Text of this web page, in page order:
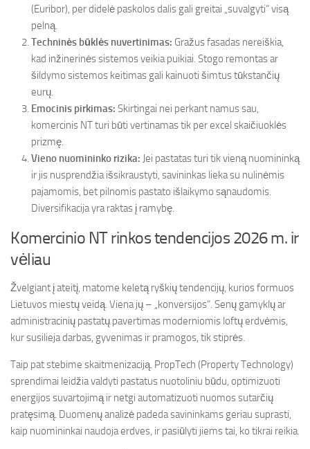
(Euribor), per didelė paskolos dalis gali greitai „suvalgyti“ visą
pelną.
Techninės būklės nuvertinimas: Gražus fasadas nereiškia,
kad inžinerinės sistemos veikia puikiai. Stogo remontas ar
šildymo sistemos keitimas gali kainuoti šimtus tūkstančių
eurų.
Emocinis pirkimas: Skirtingai nei perkant namus sau,
komercinis NT turi būti vertinamas tik per excel skaičiuoklės
prizmę.
Vieno nuomininko rizika: Jei pastatas turi tik vieną nuomininką
ir jis nusprendžia išsikraustyti, savininkas lieka su nulinėmis
pajamomis, bet pilnomis pastato išlaikymo sąnaudomis.
Diversifikacija yra raktas į ramybę.
Komercinio NT rinkos tendencijos 2026 m. ir
vėliau
Žvelgiant į ateitį, matome keletą ryškių tendencijų, kurios formuos
Lietuvos miestų veidą. Viena jų – „konversijos“. Senų gamyklų ar
administracinių pastatų pavertimas moderniomis loftų erdvėmis,
kur susilieja darbas, gyvenimas ir pramogos, tik stiprės.
Taip pat stebime skaitmenizaciją. PropTech (Property Technology)
sprendimai leidžia valdyti pastatus nuotoliniu būdu, optimizuoti
energijos suvartojimą ir netgi automatizuoti nuomos sutarčių
pratęsimą. Duomenų analizė padeda savininkams geriau suprasti,
kaip nuomininkai naudoja erdves, ir pasiūlyti jiems tai, ko tikrai reikia.